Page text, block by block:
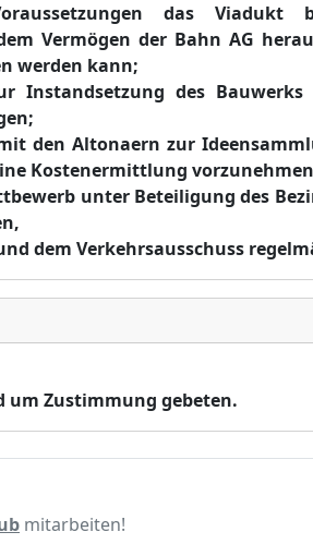
das Viadukt
Vermögen der Bahn AG
werden kann;
rInstandsetzung des
den Altonaern zur
ne Kostenermittlung
unter Beteiligung des
dem Verkehrsausschuss
um Zustimmung gebeten.
mitarbeiten!